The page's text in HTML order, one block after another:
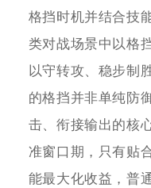
格挡时机并结合技
类对战场景中以格
以守转攻、稳步制
的格挡并非单纯防
击、衔接输出的核
准窗口期，只有贴
能最大化收益，普